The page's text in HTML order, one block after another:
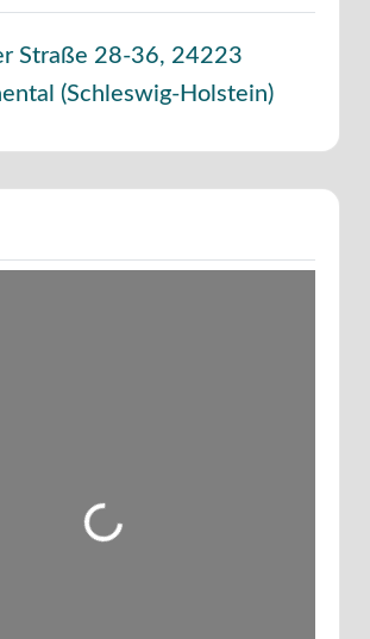
Straße 28-36, 24223
(Schleswig-Holstein)
Wird geladen …